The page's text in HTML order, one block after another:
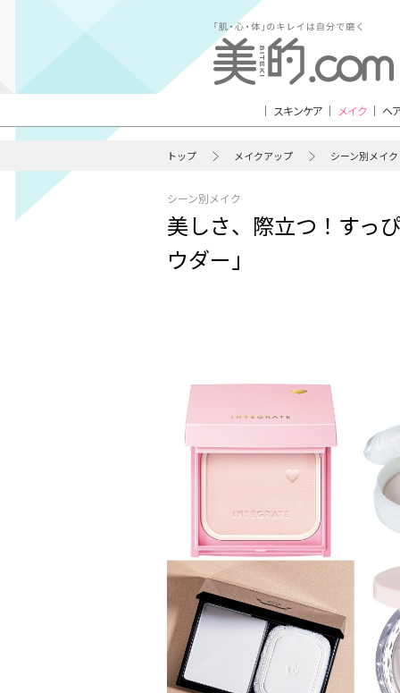
スキンケア メイク ヘ
トップ メイクアップ シーン別メイク
シーン別メイク
美しさ、際立つ！すっ
ウダー」